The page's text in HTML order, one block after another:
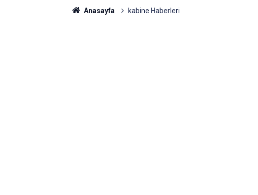
Anasayfa kabine Haberleri